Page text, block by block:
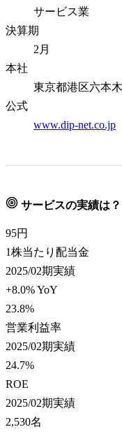
サービス業
決算期
2月
本社
東京都港区六本
公式
www.dip-net.co.jp
サービスの実績は？
95円
1株当たり配当金
2025/02期実績
+8.0% YoY
23.8%
営業利益率
2025/02期実績
24.7%
ROE
2025/02期実績
2,530名